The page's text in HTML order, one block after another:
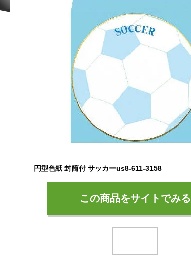
円型色紙 封筒付 サッカーus8-611-3158
この商品をサイトでみる